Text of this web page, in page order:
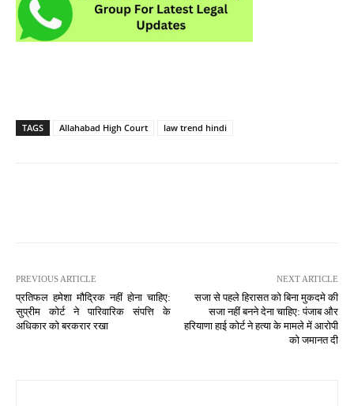
TAGS Allahabad High Court law trend hindi
PREVIOUS ARTICLE
प्रतिफल हमेशा मौद्रिक नहीं होना चाहिए:
सुप्रीम कोर्ट ने पारिवारिक संपत्ति के
अधिकार को बरकरार रखा
NEXT ARTICLE
सजा से पहले हिरासत को बिना मुकदमे की
सजा नहीं बनने देना चाहिए: पंजाब और
हरियाणा हाई कोर्ट ने हत्या के मामले में आरोपी
को जमानत दी